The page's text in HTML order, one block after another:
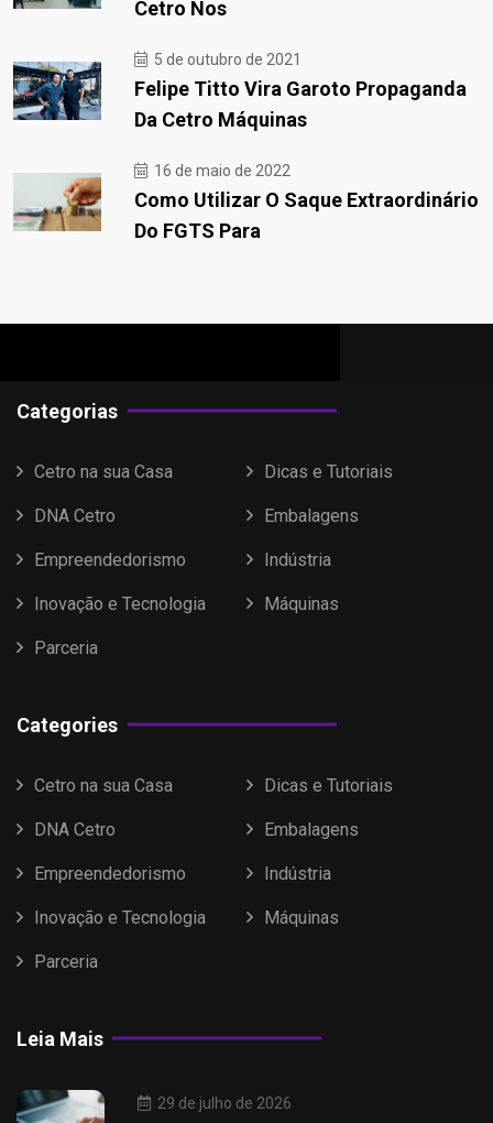
Cetro Nos
5 de outubro de 2021
Felipe Titto Vira Garoto Propaganda
Da Cetro Máquinas
16 de maio de 2022
Como Utilizar O Saque Extraordinário
Do FGTS Para
Categorias
Cetro na sua Casa Dicas e Tutoriais
DNA Cetro Embalagens
Empreendedorismo Indústria
Inovação e Tecnologia Máquinas
Parceria
Categories
Cetro na sua Casa Dicas e Tutoriais
DNA Cetro Embalagens
Empreendedorismo Indústria
Inovação e Tecnologia Máquinas
Parceria
Leia Mais
29 de julho de 2026